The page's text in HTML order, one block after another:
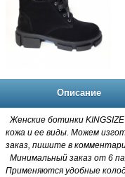
Описание
Женские ботинки
кожа и ее виды. Можем
заказ, пишите в
Минимальный заказ от 6
Применяются удобные